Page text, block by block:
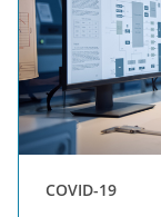
COVID-19